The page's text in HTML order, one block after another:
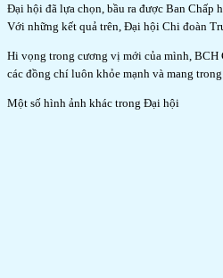
Đại hội đã lựa chọn, bầu ra được Ban Chấp
Với những kết quả trên, Đại hội Chi đoàn
Hi vọng trong cương vị mới của mình, BCH
các đồng chí luôn khỏe mạnh và mang
Một số hình ảnh khác trong Đại hội